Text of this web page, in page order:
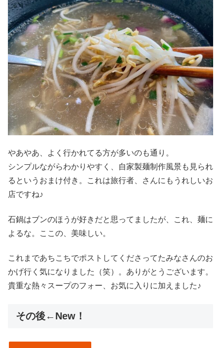
やあやあ、よく行かれてる方が多いのも通り。
シンプルながらわかりやすく、自家製麺制作風景も見られ
るというおまけ付き。これは旅行者、さんにもうれしいお
店ですね♪
石鍋はブンのほうが好きだと思ってましたが、これ、麺に
よるな。ここの、美味しい。
これまであちこちでポストしてくださってたみなさんのお
かげ行く気になりました（笑）。ありがとうございます。
貴重な熱々スープのフォー、お気に入りに加えました♪
その後←New！